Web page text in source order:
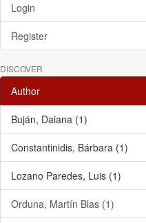
Login
Register
DISCOVER
Author
Buján, Daiana (1)
Constantinidis, Bárbara (1)
Lozano Paredes, Luis (1)
Orduna, Martín Blas (1)